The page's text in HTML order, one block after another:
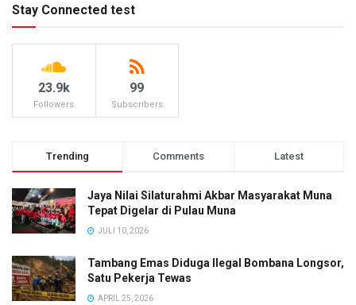
Stay Connected test
23.9k
Followers
99
Subscribers
Trending Comments Latest
Jaya Nilai Silaturahmi Akbar Masyarakat Muna
Tepat Digelar di Pulau Muna
JULI 10, 2026
Tambang Emas Diduga Ilegal Bombana Longsor,
Satu Pekerja Tewas
APRIL 25, 2026